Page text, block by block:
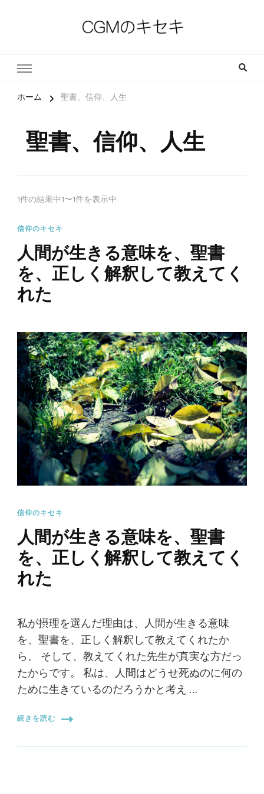
ホーム 聖書、信仰、人生
聖書、信仰、人生
1件の結果中1〜1件を表示中
信仰のキセキ
人間が生きる意味を、聖書
を、正しく解釈して教えてく
れた
信仰のキセキ
人間が生きる意味を、聖書
を、正しく解釈して教えてく
れた
私が摂理を選んだ理由は、人間が生きる意味
を、聖書を、正しく解釈して教えてくれたか
ら。 そして、教えてくれた先生が真実な方だっ
たからです。 私は、人間はどうせ死ぬのに何の
ために生きているのだろうかと考え …
続きを読む